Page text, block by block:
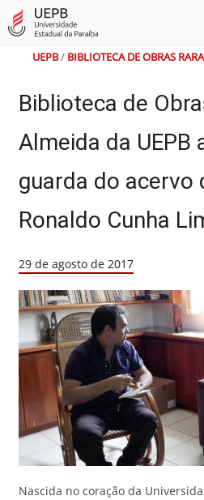
para
conteúdo
para
para
para
rodapé
Alto
Contraste
Mapa
do
Site
UEPB/ BIBLIOTECA DE OBRAS
Biblioteca de
Almeida da UEPB
guarda do acervo
Ronaldo Cunha
29 de agosto de 2017
Nascida no coração da